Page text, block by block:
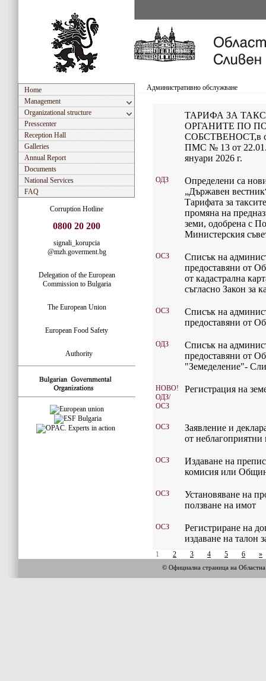
Home
Management
Organizational structure
Presscenter
Reception Hall
Galleries
Annual Report
Documents
National Services
FAQ
Corruption Hotline
0800 20 200
signali_korupcia
@mzh.goverment.bg
Delegation of the European
Commission to Bulgaria
The European Union
European Food Safety
Authority
Административно обслужване
ТАРИФА ЗА
ОРГАНИТЕ ПО
СОБСТВЕНОСТ,в
ПМС № 13 от
януари 2026 г.
ОДЗ
Определени са
„Държавен
Тарифата за
промяна на
земи, одобрена с
Министерския
ОСЗ
Списък на
предоставяни от
от кадастрална
съгласно Закон за
ОСЗ
Списък на
предоставяни от
ОДЗ
Списък на
предоставяни от
"Земеделение"-
НОВО!
ОДЗ/
ОСЗ
Регистрация на
ОСЗ
Заявление и
от
ОСЗ
Издаване на
комисия или
ОСЗ
Установяване на
ползване на имот
ОСЗ
Регистриране на
издаване на талон
1 2 3 4 5 6 »
© Официална страница на